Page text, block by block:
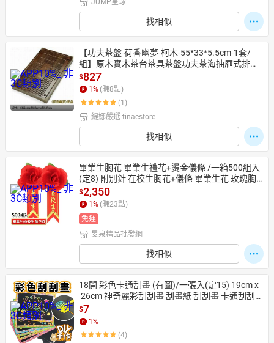
JUMP星球
找相似
【功夫茶盤-荷香幽夢-柯木-55*33*5.5cm-1套/
組】原木實木茶台茶具茶盤功夫茶海抽屜式排水
茶池-7501015
$827
1 % (賺8點)
(1)
緹娜嚴選 tinaestore
找相似
畢業生胸花 畢業生禮花+燙金儀條 /一箱500組入
(定8) 附別針 在校生胸花+儀條 畢業生花 玫瑰胸
花 儀條 附別針 玫瑰花 人造花【APP滿額下單1
0%點數(單一帳號最高1500點)】8/31止
$2,350
1 % (賺23點)
免運
旻泉精品批發網
找相似
18開 彩色卡通刮畫 (有圖)/一張入(定15) 19cm x
26cm 神奇麗彩刮刮畫 刮畫紙 刮刮畫 卡通刮刮畫
素面全黑刮畫 紙板刮畫-AA-4840-YF7091【APP
滿額下單10%點數(單一帳號最高1500點)】8/31
$7
1 %
(4)